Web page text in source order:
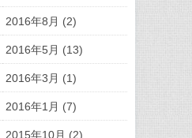
2016年8月 (2)
2016年5月 (13)
2016年3月 (1)
2016年1月 (7)
2015年10月 (2)